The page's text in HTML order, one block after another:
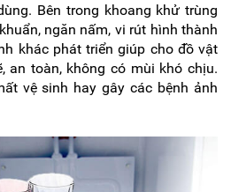
Bên trong khoang khử trùng
ngăn nấm, vi rút hình thành
khác phát triển giúp cho đồ vật
an toàn, không có mùi khó chịu.
vệ sinh hay gây các bệnh ảnh